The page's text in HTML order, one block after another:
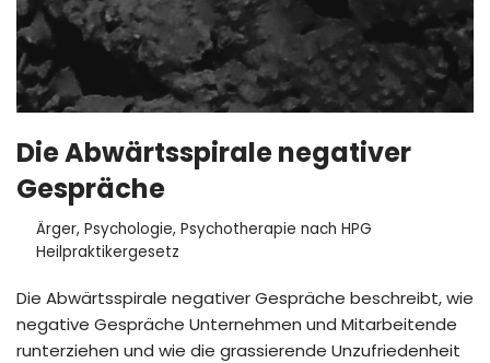
Die Abwärtsspirale negativer
Gespräche
Ärger, Psychologie, Psychotherapie nach HPG
Heilpraktikergesetz
Die Abwärtsspirale negativer Gespräche beschreibt, wie
negative Gespräche Unternehmen und Mitarbeitende
runterziehen und wie die grassierende Unzufriedenheit